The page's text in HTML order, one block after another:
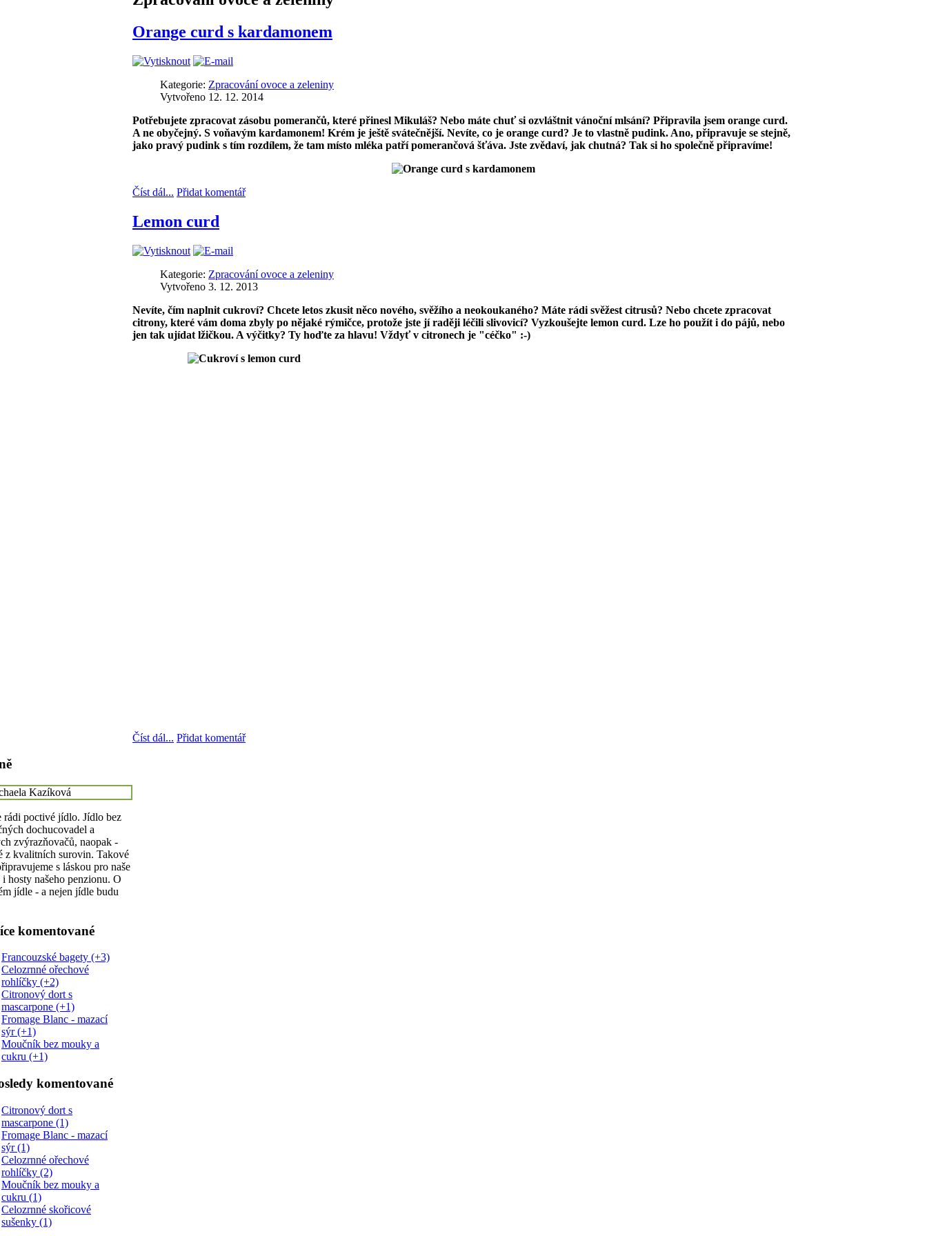
Orange curd s kardamonem
Kategorie: Zpracování ovoce a zeleniny
Vytvořeno 12. 12. 2014
Potřebujete zpracovat zásobu pomerančů, které přinesl Mikuláš? Nebo máte chuť si ozvláštnit vánoční mlsání? Připravila jsem orange curd.
A ne obyčejný. S voňavým kardamonem! Krém je ještě svátečnější. Nevíte, co je orange curd? Je to vlastně pudink. Ano, připravuje se stejně,
jako pravý pudink s tím rozdílem, že tam místo mléka patří pomerančová šťáva. Jste zvědaví, jak chutná? Tak si ho společně připravíme!
Číst dál... Přidat komentář
Lemon curd
Kategorie: Zpracování ovoce a zeleniny
Vytvořeno 3. 12. 2013
Nevíte, čím naplnit cukroví? Chcete letos zkusit něco nového, svěžího a neokoukaného? Máte rádi svěžest citrusů? Nebo chcete zpracovat
citrony, které vám doma zbyly po nějaké rýmičce, protože jste jí raději léčili slivovicí? Vyzkoušejte lemon curd. Lze ho použít i do pájů, nebo
jen tak ujídat lžičkou. A výčitky? Ty hoďte za hlavu! Vždyť v citronech je "céčko" :-)
Číst dál... Přidat komentář
rádi poctivé jídlo. Jídlo bez
dochucovadel a
zvýrazňovačů, naopak -
z kvalitních surovin. Takové
s láskou pro naše
hosty našeho penzionu. O
jídle - a nejen jídle budu
komentované
Francouzské bagety (+3)
Celozrnné ořechové
rohlíčky (+2)
Citronový dort s
mascarpone (+1)
Fromage Blanc - mazací
sýr (+1)
Moučník bez mouky a
cukru (+1)
komentované
Citronový dort s
mascarpone (1)
Fromage Blanc - mazací
sýr (1)
Celozrnné ořechové
rohlíčky (2)
Moučník bez mouky a
cukru (1)
Celozrnné skořicové
sušenky (1)